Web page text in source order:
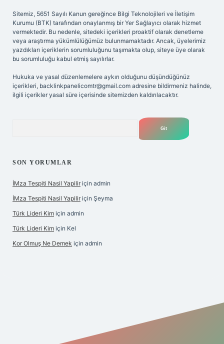
Sitemiz, 5651 Sayılı Kanun gereğince Bilgi Teknolojileri ve İletişim
Kurumu (BTK) tarafından onaylanmış bir Yer Sağlayıcı olarak hizmet
vermektedir. Bu nedenle, sitedeki içerikleri proaktif olarak denetleme
veya araştırma yükümlülüğümüz bulunmamaktadır. Ancak, üyelerimiz
yazdıkları içeriklerin sorumluluğunu taşımakta olup, siteye üye olarak
bu sorumluluğu kabul etmiş sayılırlar.
Hukuka ve yasal düzenlemelere aykırı olduğunu düşündüğünüz
içerikleri, backlinkpanelicomtr@gmail.com adresine bildirmeniz halinde,
ilgili içerikler yasal süre içerisinde sitemizden kaldırılacaktır.
SON YORUMLAR
İMza Tespiti Nasil Yapilir için admin
İMza Tespiti Nasil Yapilir için Şeyma
Türk Lideri Kim için admin
Türk Lideri Kim için Kel
Kor Olmuş Ne Demek için admin